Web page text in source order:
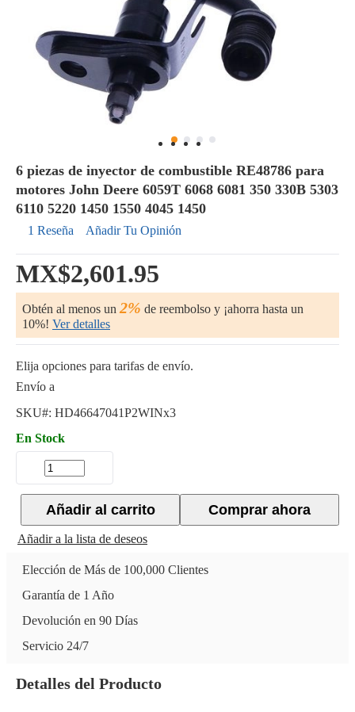
6 piezas de inyector de combustible RE48786 para
motores John Deere 6059T 6068 6081 350 330B 5303
6110 5220 1450 1550 4045 1450
1 Reseña Añadir Tu Opinión
MX$2,601.95
Obtén al menos un 2% de reembolso y ¡ahorra hasta un
10%! Ver detalles
Elija opciones para tarifas de envío.
Envío a
SKU#: HD46647041P2WINx3
En Stock
Comprar ahora
Añadir al carrito
Añadir a la lista de deseos
Elección de Más de 100,000 Clientes
Garantía de 1 Año
Devolución en 90 Días
Servicio 24/7
Detalles del Producto